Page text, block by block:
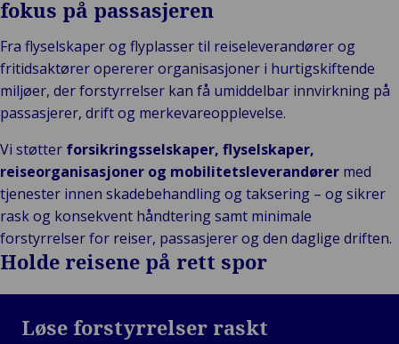
fokus på passasjeren
Fra flyselskaper og flyplasser til reiseleverandører og
fritidsaktører opererer organisasjoner i hurtigskiftende
miljøer, der forstyrrelser kan få umiddelbar innvirkning på
passasjerer, drift og merkevareopplevelse.
Vi støtter forsikringsselskaper, flyselskaper,
reiseorganisasjoner og mobilitetsleverandører med
tjenester innen skadebehandling og taksering – og sikrer
rask og konsekvent håndtering samt minimale
forstyrrelser for reiser, passasjerer og den daglige driften.
Holde reisene på rett spor
Løse forstyrrelser raskt